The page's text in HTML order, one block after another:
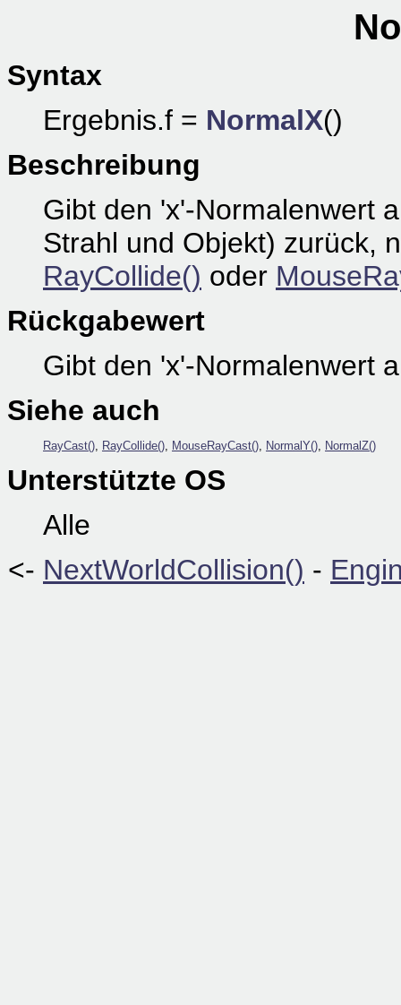
Syntax
Ergebnis.f = NormalX()
Beschreibung
Gibt den 'x'-Normalenwert
Strahl und Objekt) zurück,
RayCollide() oder
Rückgabewert
Gibt den 'x'-Normalenwert
Siehe auch
RayCast(), RayCollide(), MouseRayCast(), NormalY(), NormalZ()
Unterstützte OS
Alle
<- NextWorldCollision() -